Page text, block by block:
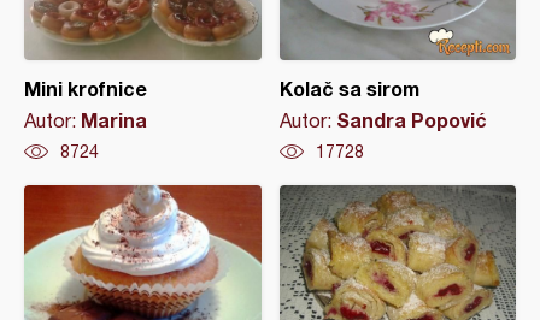
Mini krofnice
Autor: Marina
8724
Kolač sa sirom
Autor: Sandra Popović
17728